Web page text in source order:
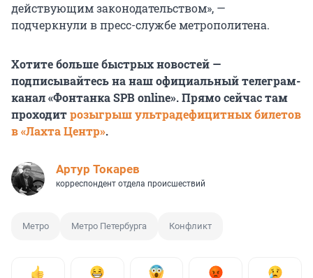
действующим законодательством», —
подчеркнули в пресс-службе метрополитена.
Хотите больше быстрых новостей —
подписывайтесь на наш официальный телеграм-
канал «Фонтанка SPB online». Прямо сейчас там
проходитрозыгрыш ультрадефицитных билетов
в «Лахта Центр».
Артур Токарев
корреспондент отдела происшествий
Метро Метро Петербурга Конфликт